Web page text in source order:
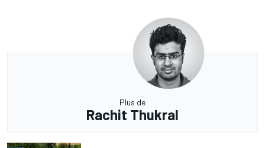
Plus de
Rachit Thukral